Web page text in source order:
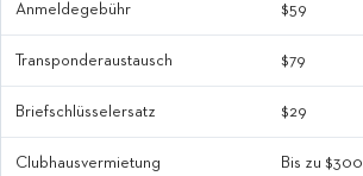
Anmeldegebühr $59
Transponderaustausch $79
Briefschlüsselersatz $29
Clubhausvermietung Bis zu $300